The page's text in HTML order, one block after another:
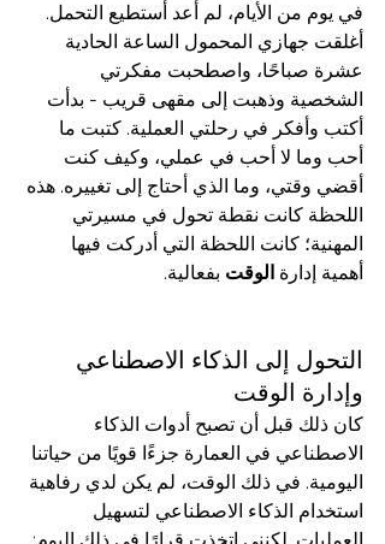
في يوم من الأيام، لم أعد أستطيع التحمل.
أغلقت جهازي المحمول الساعة الحادية
عشرة صباحًا، واصطحبت مفكرتي
الشخصية وذهبت إلى مقهى قريب - بدأت
أكتب وأفكر في رحلتي العملية. كتبت ما
أحب وما لا أحب في عملي، وكيف كنت
أقضي وقتي، وما الذي أحتاج إلى تغييره. هذه
اللحظة كانت نقطة تحول في مسيرتي
المهنية؛ كانت اللحظة التي أدركت فيها
أهمية إدارة الوقت بفعالية.
التحول إلى الذكاء الاصطناعي
وإدارة الوقت
كان ذلك قبل أن تصبح أدوات الذكاء
الاصطناعي في العمارة جزءًا قويًا من حياتنا
اليومية. في ذلك الوقت، لم يكن لدي رفاهية
استخدام الذكاء الاصطناعي لتسهيل